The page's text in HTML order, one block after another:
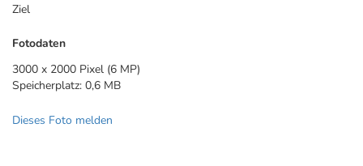
Ziel
Fotodaten
3000 x 2000 Pixel (6 MP)
Speicherplatz: 0,6 MB
Dieses Foto melden